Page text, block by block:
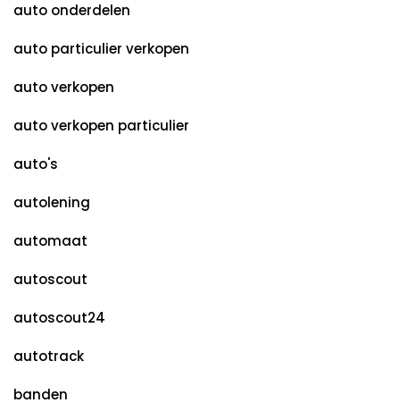
auto onderdelen
auto particulier verkopen
auto verkopen
auto verkopen particulier
auto's
autolening
automaat
autoscout
autoscout24
autotrack
banden